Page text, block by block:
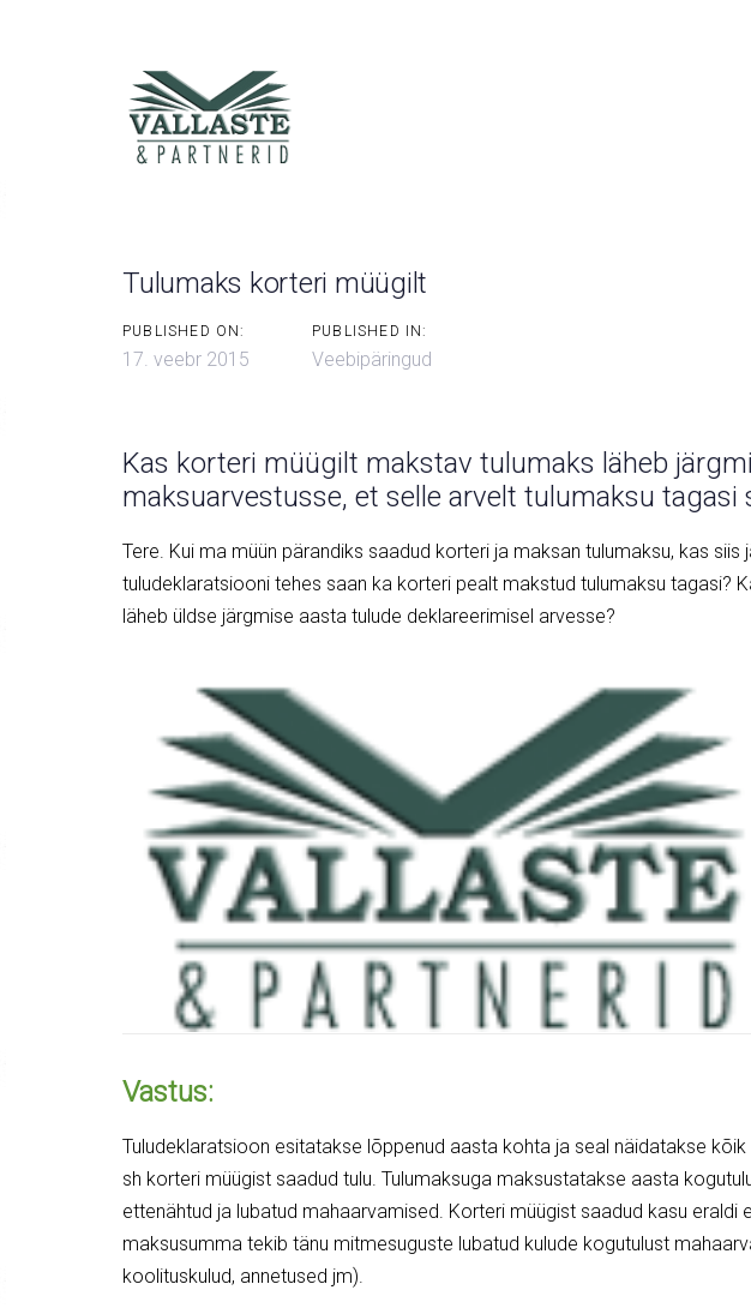
Tulumaks korteri müügilt
PUBLISHED ON:
17. veebr 2015
PUBLISHED IN:
Veebipäringud
Kas korteri müügilt makstav tulumaks läheb
maksuarvestusse, et selle arvelt tulumaksu tagasi
Tere. Kui ma müün pärandiks saadud korteri ja maksan tulumaksu, kas siis
tuludeklaratsiooni tehes saan ka korteri pealt makstud tulumaksu tagasi?
läheb üldse järgmise aasta tulude deklareerimisel arvesse?
Vastus:
Tuludeklaratsioon esitatakse lõppenud aasta kohta ja seal näidatakse
sh korteri müügist saadud tulu. Tulumaksuga maksustatakse aasta
ettenähtud ja lubatud mahaarvamised. Korteri müügist saadud kasu eraldi
maksusumma tekib tänu mitmesuguste lubatud kulude kogutulust
koolituskulud, annetused jm).